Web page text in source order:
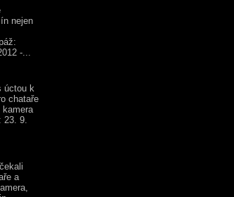
nejen
-...
úctou k
chataře
kamera
23. 9.
a